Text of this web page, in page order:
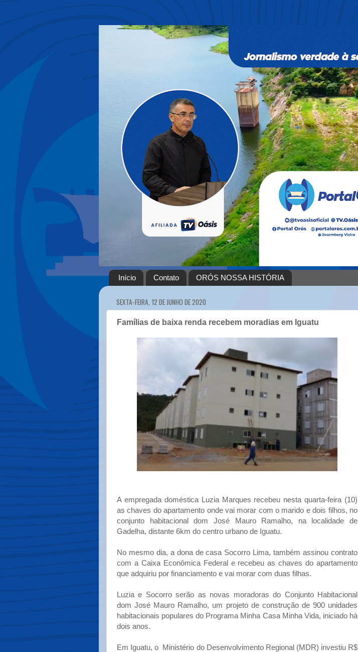
Início Contato ORÓS NOSSA HISTÓRIA
SEXTA-FEIRA, 12 DE JUNHO DE 2020
Famílias de baixa renda recebem moradias em Iguatu
A empregada doméstica Luzia Marques recebeu nesta quarta-feira (10)
as chaves do apartamento onde vai morar com o marido e dois filhos, no
conjunto habitacional dom José Mauro Ramalho, na localidade de
Gadelha, distante 6km do centro urbano de Iguatu.
No mesmo dia, a dona de casa Socorro Lima, também assinou contrato
com a Caixa Econômica Federal e recebeu as chaves do apartamento
que adquiriu por financiamento e vai morar com duas filhas.
Luzia e Socorro serão as novas moradoras do Conjunto Habitacional
dom José Mauro Ramalho, um projeto de construção de 900 unidades
habitacionais populares do Programa Minha Casa Minha Vida, iniciado há
dois anos.
Em Iguatu, o Ministério do Desenvolvimento Regional (MDR) investiu R$